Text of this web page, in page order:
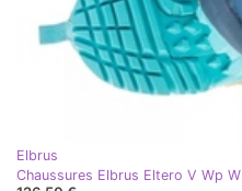
Elbrus
Chaussures Elbrus Eltero V Wp